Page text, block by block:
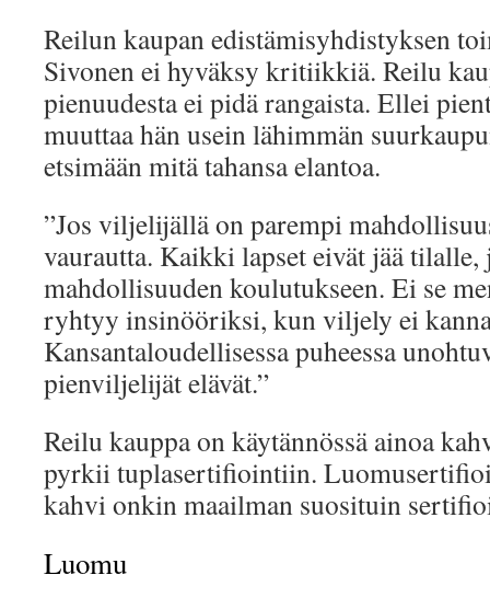
Reilun kaupan edistämisyhdistyksen
Sivonen ei hyväksy kritiikkiä. Reilu
pienuudesta ei pidä rangaista. Ellei
muuttaa hän usein lähimmän
etsimään mitä tahansa elantoa.
”Jos viljelijällä on parempi
vaurautta. Kaikki lapset eivät jää tilalle,
mahdollisuuden koulutukseen. Ei se
ryhtyy insinööriksi, kun viljely ei
Kansantaloudellisessa puheessa
pienviljelijät elävät.”
Reilu kauppa on käytännössä ainoa
pyrkii tuplasertifiointiin.
kahvi onkin maailman suosituin
Luomu